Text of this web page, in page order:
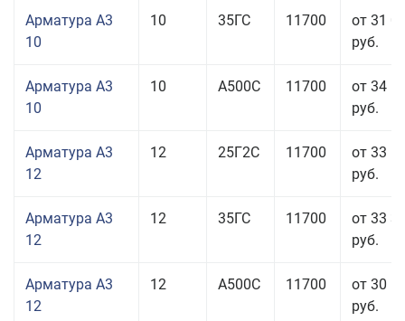
Арматура А3
10
10 35ГС 11700
от 31
руб.
Арматура А3
10
10 А500С 11700
от 34
руб.
Арматура А3
12
12 25Г2С 11700
от 33
руб.
Арматура А3
12
12 35ГС 11700
от 33
руб.
Арматура А3
12
12 А500С 11700
от 30
руб.